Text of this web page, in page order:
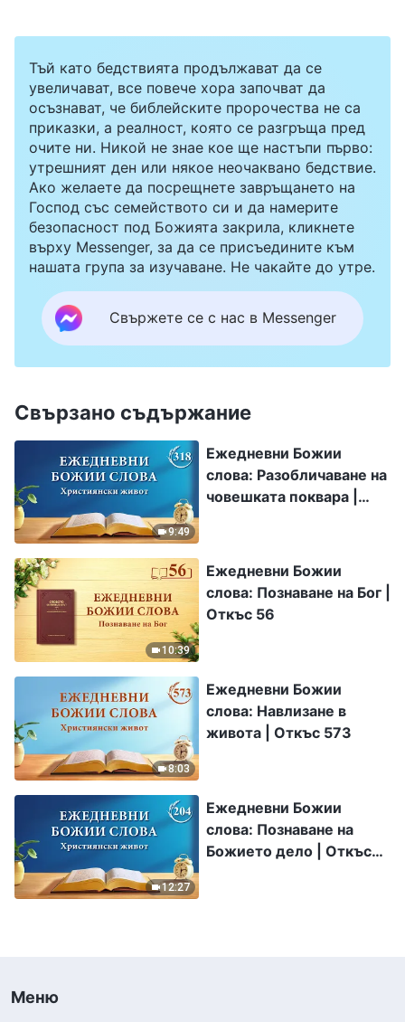
Тъй като бедствията продължават да се
увеличават, все повече хора започват да
осъзнават, че библейските пророчества не са
приказки, а реалност, която се разгръща пред
очите ни. Никой не знае кое ще настъпи първо:
утрешният ден или някое неочаквано бедствие.
Ако желаете да посрещнете завръщането на
Господ със семейството си и да намерите
безопасност под Божията закрила, кликнете
върху Messenger, за да се присъедините към
нашата група за изучаване. Не чакайте до утре.
Свържете се с нас в Messenger
Свързано съдържание
9:49
Ежедневни Божии
слова: Разобличаване на
човешката поквара |
10:39
Ежедневни Божии
слова: Познаване на Бог |
Откъс 56
8:03
Ежедневни Божии
слова: Навлизане в
живота | Откъс 573
12:27
Ежедневни Божии
слова: Познаване на
Божието дело | Откъс
Меню